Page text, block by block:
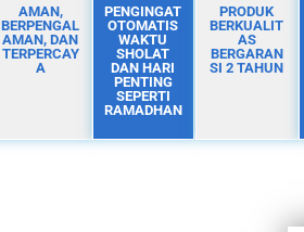
AMAN,
BERPENGAL
AMAN, DAN
TERPERCAY
A
PENGINGAT
OTOMATIS
WAKTU
SHOLAT
DAN HARI
PENTING
SEPERTI
RAMADHAN
PRODUK
BERKUALIT
AS
BERGARAN
SI 2 TAHUN